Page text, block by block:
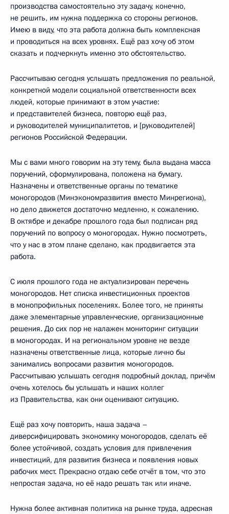
производства самостоятельно эту задачу, конечно,
не решить, им нужна поддержка со стороны регионов.
Имею в виду, что эта работа должна быть комплексная
и проводиться на всех уровнях. Ещё раз хочу об этом
сказать и подчеркнуть именно это обстоятельство.
Рассчитываю сегодня услышать предложения по реальной,
конкретной модели социальной ответственности всех
людей, которые принимают в этом участие:
и представителей бизнеса, повторю ещё раз,
и руководителей муниципалитетов, и [руководителей]
регионов Российской Федерации.
Мы с вами много говорим на эту тему, была выдана масса
поручений, сформулирована, положена на бумагу.
Назначены и ответственные органы по тематике
моногородов (Минэкономразвития вместо Минрегиона),
но дело движется достаточно медленно, к сожалению.
В октябре и декабре прошлого года был подписан ряд
поручений по вопросу о моногородах. Нужно посмотреть,
что у нас в этом плане сделано, как продвигается эта
работа.
С июля прошлого года не актуализирован перечень
моногородов. Нет списка инвестиционных проектов
в монопрофильных поселениях. Более того, не приняты
даже элементарные управленческие, организационные
решения. До сих пор не налажен мониторинг ситуации
в моногородах. И на региональном уровне не везде
назначены ответственные лица, которые лично бы
занимались вопросами развития моногородов.
Рассчитываю услышать сегодня подробный доклад, причём
очень хотелось бы услышать и наших коллег
из Правительства, как они оценивают ситуацию.
Ещё раз хочу повторить, наша задача –
диверсифицировать экономику моногородов, сделать её
более устойчивой, создать условия для привлечения
инвестиций, для развития бизнеса и появления новых
рабочих мест. Прекрасно отдаю себе отчёт в том, что это
непростая задача, но её надо решать так или иначе.
Нужна более активная политика на рынке труда, адресная